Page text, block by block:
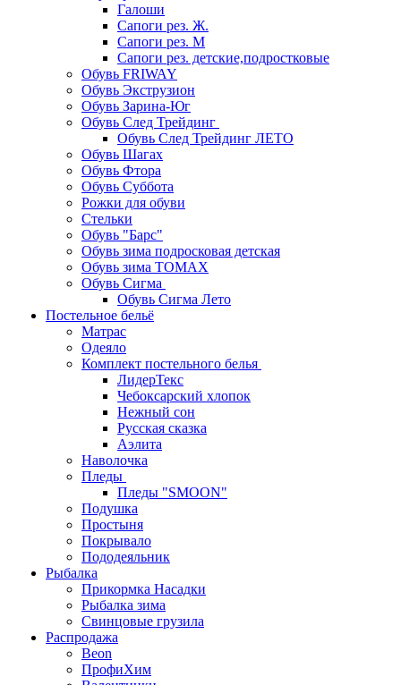
Галоши
Сапоги рез. Ж.
Сапоги рез. М
Сапоги рез. детские,подростковые
Обувь FRIWAY
Обувь Экструзион
Обувь Зарина-Юг
Обувь След Трейдинг
Обувь След Трейдинг ЛЕТО
Обувь Шагах
Обувь Фтора
Обувь Суббота
Рожки для обуви
Стельки
Обувь "Барс"
Обувь зима подросковая детская
Обувь зима ТОМАХ
Обувь Сигма
Обувь Сигма Лето
Постельное бельё
Матрас
Одеяло
Комплект постельного белья
ЛидерТекс
Чебоксарский хлопок
Нежный сон
Русская сказка
Аэлита
Наволочка
Пледы
Пледы "SMOON"
Подушка
Простыня
Покрывало
Пододеяльник
Рыбалка
Прикормка Насадки
Рыбалка зима
Свинцовые грузила
Распродажа
Beon
ПрофиХим